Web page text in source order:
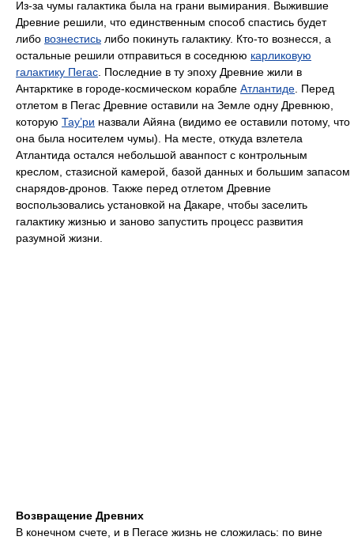
Из-за чумы галактика была на грани вымирания. Выжившие
Древние решили, что единственным способ спастись будет
либо вознестись либо покинуть галактику. Кто-то вознесся, а
остальные решили отправиться в соседнюю карликовую
галактику Пегас. Последние в ту эпоху Древние жили в
Антарктике в городе-космическом корабле Атлантиде. Перед
отлетом в Пегас Древние оставили на Земле одну Древнюю,
которую Тау’ри назвали Айяна (видимо ее оставили потому, что
она была носителем чумы). На месте, откуда взлетела
Атлантида остался небольшой аванпост с контрольным
креслом, стазисной камерой, базой данных и большим запасом
снарядов-дронов. Также перед отлетом Древние
воспользовались установкой на Дакаре, чтобы заселить
галактику жизнью и заново запустить процесс развития
разумной жизни.
Возвращение Древних
В конечном счете, и в Пегасе жизнь не сложилась: по вине